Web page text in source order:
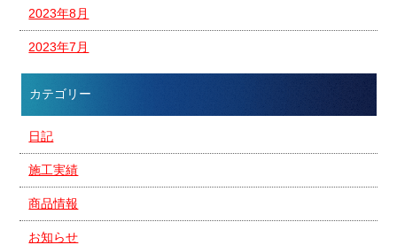
2023年8月
2023年7月
カテゴリー
日記
施工実績
商品情報
お知らせ